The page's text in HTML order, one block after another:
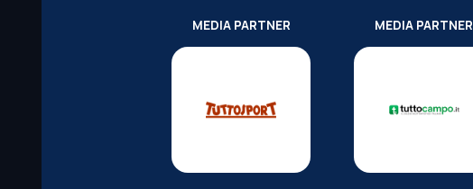
MEDIA PARTNER MEDIA PARTNER